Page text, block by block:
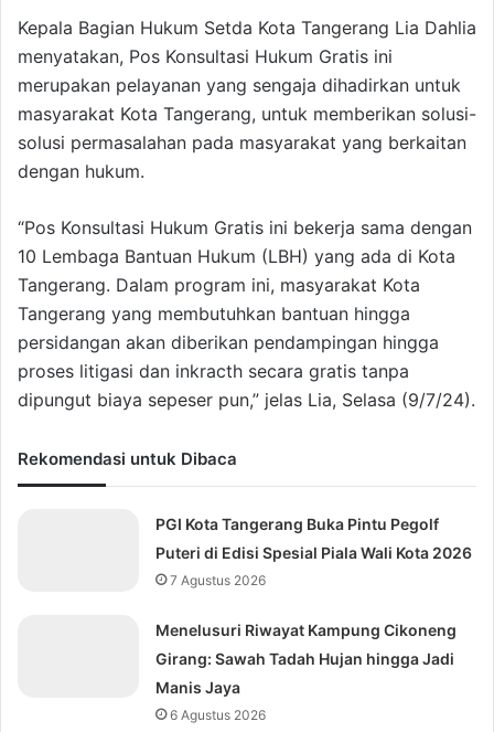
Kepala Bagian Hukum Setda Kota Tangerang Lia Dahlia
menyatakan, Pos Konsultasi Hukum Gratis ini
merupakan pelayanan yang sengaja dihadirkan untuk
masyarakat Kota Tangerang, untuk memberikan solusi-
solusi permasalahan pada masyarakat yang berkaitan
dengan hukum.
“Pos Konsultasi Hukum Gratis ini bekerja sama dengan
10 Lembaga Bantuan Hukum (LBH) yang ada di Kota
Tangerang. Dalam program ini, masyarakat Kota
Tangerang yang membutuhkan bantuan hingga
persidangan akan diberikan pendampingan hingga
proses litigasi dan inkracth secara gratis tanpa
dipungut biaya sepeser pun,” jelas Lia, Selasa (9/7/24).
Rekomendasi untuk Dibaca
PGI Kota Tangerang Buka Pintu Pegolf
Puteri di Edisi Spesial Piala Wali Kota 2026
7 Agustus 2026
Menelusuri Riwayat Kampung Cikoneng
Girang: Sawah Tadah Hujan hingga Jadi
Manis Jaya
6 Agustus 2026